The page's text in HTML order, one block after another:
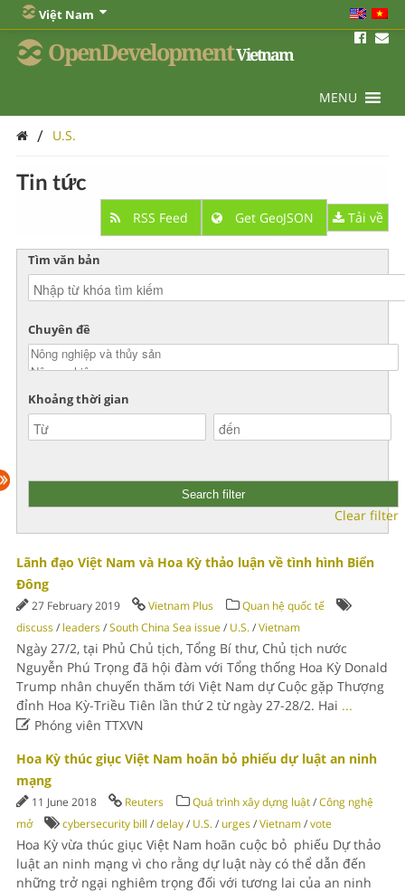
Việt Nam
OpenDevelopmentVietnam
MENU
/ U.S.
Tin tức
RSS Feed Get GeoJSON Tải về
Tìm văn bản
Chuyên đề
Khoảng thời gian
Clear filter
Lãnh đạo Việt Nam và Hoa Kỳ thảo luận về tình hình Biển
Đông
27 February 2019 Vietnam Plus
Quan hệ quốc tế
discuss/ leaders/South China Sea issue/ U.S./Vietnam
Ngày 27/2, tại Phủ Chủ tịch, Tổng Bí thư, Chủ tịch nước
Nguyễn Phú Trọng đã hội đàm với Tổng thống Hoa Kỳ Donald
Trump nhân chuyến thăm tới Việt Nam dự Cuộc gặp Thượng
đỉnh Hoa Kỳ-Triều Tiên lần thứ 2 từ ngày 27-28/2. Hai ...
Phóng viên TTXVN
Hoa Kỳ thúc giục Việt Nam hoãn bỏ phiếu dự luật an ninh
mạng
11 June 2018 Reuters Quá trình xây dựng luật/Công nghệ
mở
cybersecurity bill /delay/ U.S./ urges/Vietnam/vote
Hoa Kỳ vừa thúc giục Việt Nam hoãn cuộc bỏ phiếu Dự thảo
luật an ninh mạng vì cho rằng dự luật này có thể dẫn đến
những trở ngại nghiêm trọng đối với tương lai của an ninh